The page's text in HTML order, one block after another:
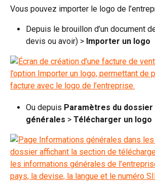
Vous pouvez importer le logo de
Depuis le brouillon d’un document
devis ou avoir) > Importer un logo
Ou depuis Paramètres du dossier
générales > Télécharger un logo